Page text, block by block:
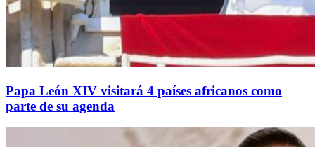
Papa León XIV visitará 4 países africanos como
parte de su agenda